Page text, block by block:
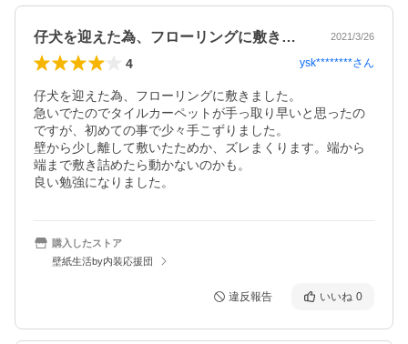
仔犬を迎えた為、フローリングに敷きまし… 2021/3/26
4 ysk********さん
仔犬を迎えた為、フローリングに敷きました。
急いでたのでタイルカーペットが手っ取り早いと思ったの
ですが、初めての事で少々手こずりました。
壁から少し離して敷いたためか、ズレまくります。端から
端まで敷き詰めたら動かないのかも。
良い勉強になりました。
購入したストア
壁紙生活by内装応援団
違反報告 いいね 0